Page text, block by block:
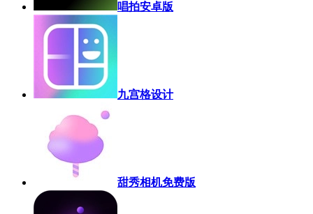
唱拍安卓版
九宫格设计
甜秀相机免费版